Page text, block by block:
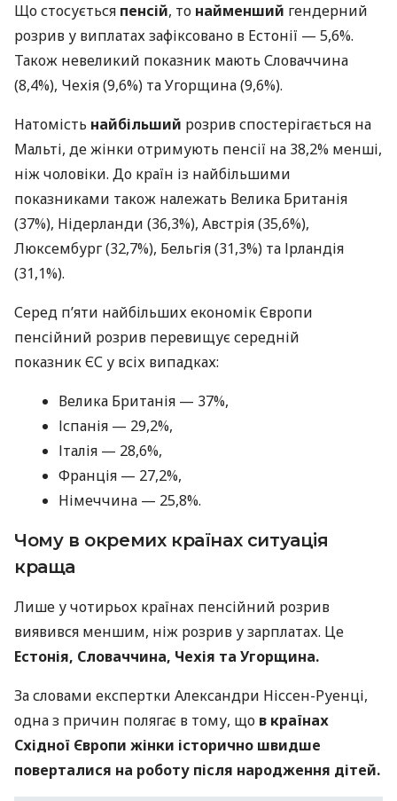
Що стосується пенсій, то найменший гендерний
розрив у виплатах зафіксовано в Естонії — 5,6%.
Також невеликий показник мають Словаччина
(8,4%), Чехія (9,6%) та Угорщина (9,6%).
Натомість найбільший розрив спостерігається на
Мальті, де жінки отримують пенсії на 38,2% менші,
ніж чоловіки. До країн із найбільшими
показниками також належать Велика Британія
(37%), Нідерланди (36,3%), Австрія (35,6%),
Люксембург (32,7%), Бельгія (31,3%) та Ірландія
(31,1%).
Серед п’яти найбільших економік Європи
пенсійний розрив перевищує середній
показник ЄС у всіх випадках:
Велика Британія — 37%,
Іспанія — 29,2%,
Італія — 28,6%,
Франція — 27,2%,
Німеччина — 25,8%.
Чому в окремих країнах ситуація
краща
Лише у чотирьох країнах пенсійний розрив
виявився меншим, ніж розрив у зарплатах. Це
Естонія, Словаччина, Чехія та Угорщина.
За словами експертки Александри Ніссен-Руенці,
одна з причин полягає в тому, що в країнах
Східної Європи жінки історично швидше
поверталися на роботу після народження дітей.